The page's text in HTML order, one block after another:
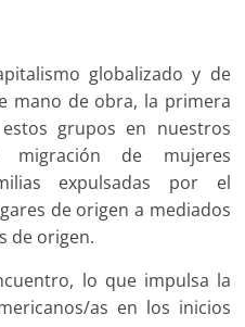
globalizado y de
mano de obra, la primera
grupos en nuestros
de mujeres
expulsadas por el
de origen a mediados
de origen.
lo que impulsa la
as en los inicios